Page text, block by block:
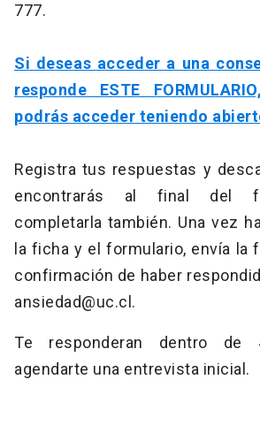
777.
Si deseas acceder a una
responde ESTE
podrás acceder teniendo
Registra tus respuestas y
encontrarás al final del
completarla también. Una vez
la ficha y el formulario, envía la
confirmación de haber
ansiedad@uc.cl .
Te responderan dentro de
agendarte una entrevista inicial.